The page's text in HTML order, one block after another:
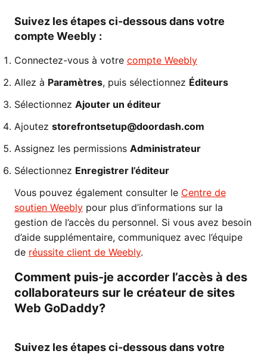
Suivez les étapes ci-dessous dans votre
compte Weebly :
Connectez-vous à votre compte Weebly
Allez à Paramètres, puis sélectionnez Éditeurs
Sélectionnez Ajouter un éditeur
Ajoutez storefrontsetup@doordash.com
Assignez les permissions Administrateur
Sélectionnez Enregistrer l’éditeur
Vous pouvez également consulter le Centre de
soutien Weebly pour plus d’informations sur la
gestion de l’accès du personnel. Si vous avez besoin
d’aide supplémentaire, communiquez avec l’équipe
de réussite client de Weebly.
Comment puis-je accorder l’accès à des
collaborateurs sur le créateur de sites
Web GoDaddy?
Suivez les étapes ci-dessous dans votre